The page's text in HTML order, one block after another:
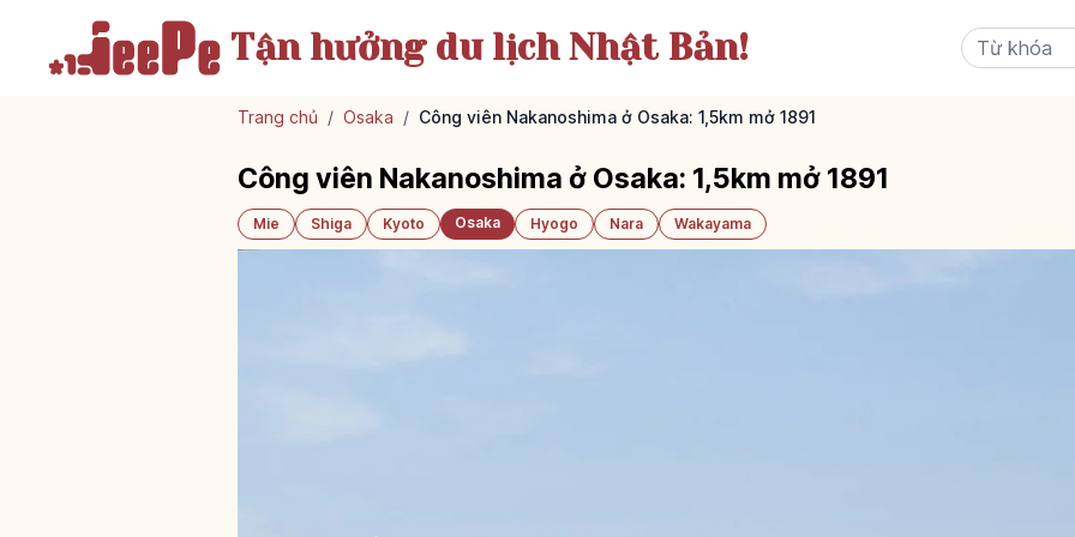
Tận hưởngdu lịch Nhật Bản!
Trang chủ / Osaka / Công viên Nakanoshima ở Osaka: 1,5km mở 1891
Công viên Nakanoshima ở Osaka: 1,5km mở 1891
Mie Shiga Kyoto Osaka Hyogo Nara Wakayama